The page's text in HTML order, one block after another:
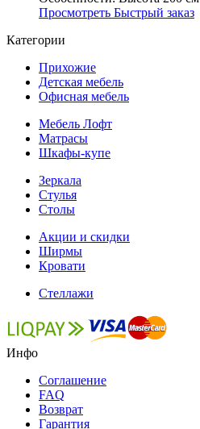
Просмотреть Быстрый заказ
Категории
Прихожие
Детская мебель
Офисная мебель
Мебель Лофт
Матрасы
Шкафы-купе
Зеркала
Стулья
Столы
Акции и скидки
Ширмы
Кровати
Стеллажи
Инфо
Соглашение
FAQ
Возврат
Гарантия